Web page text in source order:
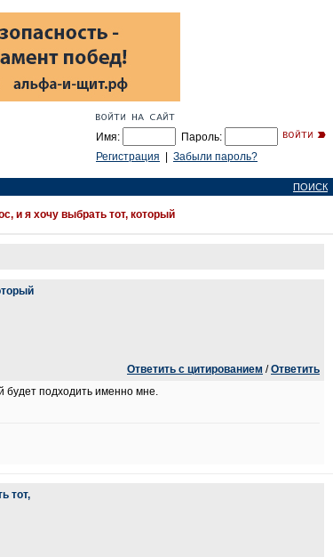
Имя:
Пароль:
Регистрация
Забыли пароль?
ПОИСК
и я хочу выбрать тот, который
Ответить с цитированием /Ответить
будет подходить именно мне.
тот,